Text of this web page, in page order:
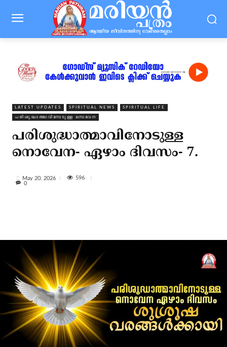
LATEST UPDATES SPIRITUAL NEWS SPIRITUAL LIFE
പരിശുദ്ധാത്മാവിനോടുള്ള നൊവേന
പരിശുദ്ധാത്മാവിനോടുള്ള
നൊവേന- ഏഴാം ദിവസം- 7.
May 20, 2026
596
0